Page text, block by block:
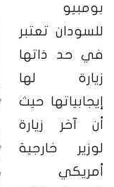
بومبيو
للسودان تعتبر
في حد ذاتها
زيارة لها
إيجابياتها حيث
أن آخر زيارة
لوزير خارجية
أمريكي